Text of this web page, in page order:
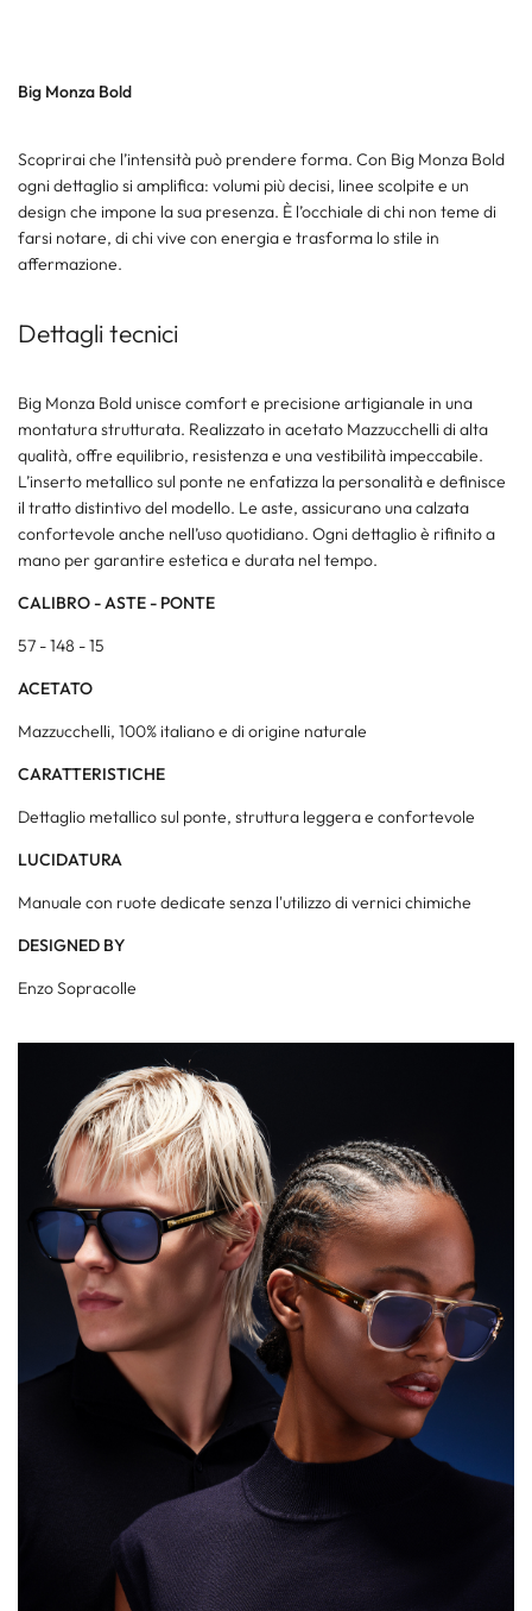
Big Monza Bold
Scoprirai che l’intensità può prendere forma. Con Big Monza Bold
ogni dettaglio si amplifica: volumi più decisi, linee scolpite e un
design che impone la sua presenza. È l’occhiale di chi non teme di
farsi notare, di chi vive con energia e trasforma lo stile in
affermazione.
Dettagli tecnici
Big Monza Bold unisce comfort e precisione artigianale in una
montatura strutturata. Realizzato in acetato Mazzucchelli di alta
qualità, offre equilibrio, resistenza e una vestibilità impeccabile.
L’inserto metallico sul ponte ne enfatizza la personalità e definisce
il tratto distintivo del modello. Le aste, assicurano una calzata
confortevole anche nell’uso quotidiano. Ogni dettaglio è rifinito a
mano per garantire estetica e durata nel tempo.
CALIBRO - ASTE - PONTE
57 - 148 - 15
ACETATO
Mazzucchelli, 100% italiano e di origine naturale
CARATTERISTICHE
Dettaglio metallico sul ponte, struttura leggera e confortevole
LUCIDATURA
Manuale con ruote dedicate senza l'utilizzo di vernici chimiche
DESIGNED BY
Enzo Sopracolle